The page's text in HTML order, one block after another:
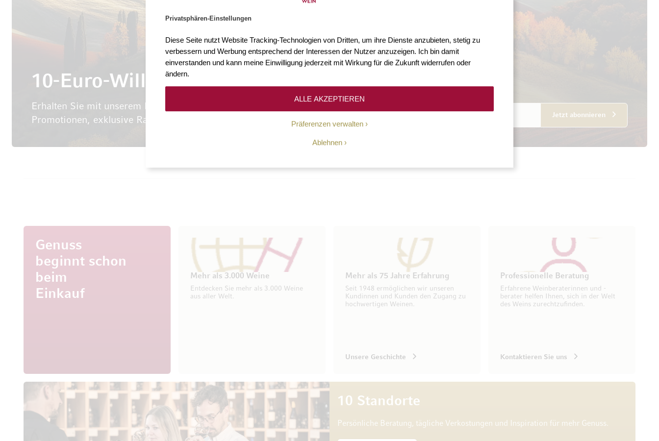
Privatsphären-Einstellungen
Diese Seite nutzt Website Tracking-Technologien von Dritten, um ihre Dienste anzubieten, stetig zu
verbessern und Werbung entsprechend der Interessen der Nutzer anzuzeigen. Ich bin damit
einverstanden und kann meine Einwilligung jederzeit mit Wirkung für die Zukunft widerrufen oder
ändern.
Präferenzen verwalten
Ablehnen
ALLE AKZEPTIEREN
10-Euro-Willkommens-Gutschein
Erhalten Sie mit unserem Newsletter wöchentlich Informationen über Aktionen,
Promotionen, exklusive Rabatte sowie aktuelle News.
Jetzt abonnieren
Genuss
beginnt schon
beim
Einkauf
Mehr als 3.000 Weine
Entdecken Sie mehr als 3.000 Weine
aus aller Welt.
Mehr als 75 Jahre Erfahrung
Seit 1948 ermöglichen wir unseren
Kundinnen und Kunden den Zugang zu
hochwertigen Weinen.
Unsere Geschichte
Professionelle Beratung
Erfahrene Weinberaterinnen und -
berater helfen Ihnen, sich in der Welt
des Weins zurechtzufinden.
Kontaktieren Sie uns
10 Standorte
Persönliche Beratung, tägliche Verkostungen und Inspiration für mehr Genuss.